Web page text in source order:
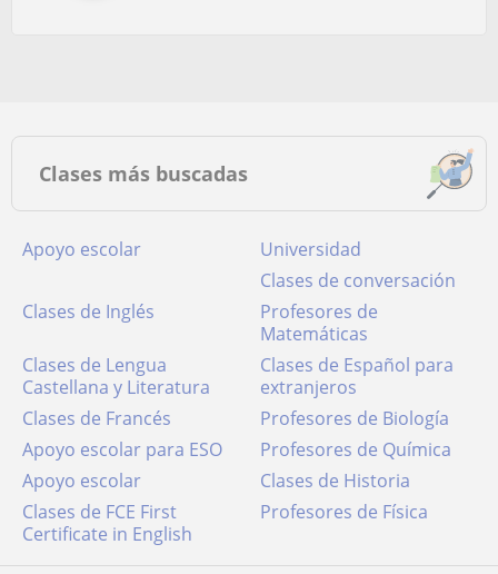
Clases más buscadas
Apoyo escolar
Universidad
Clases de conversación
Clases de Inglés
Profesores de
Matemáticas
Clases de Lengua
Castellana y Literatura
Clases de Español para
extranjeros
Clases de Francés
Profesores de Biología
Apoyo escolar para ESO
Profesores de Química
Apoyo escolar
Clases de Historia
Clases de FCE First
Certificate in English
Profesores de Física